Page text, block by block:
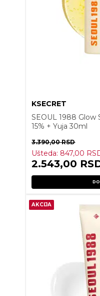
KSECRET
SEOUL 1988 Glow
15% + Yuja 30ml
3.390,00RSD
Ušteda: 847,00
2.543,00
AKCIJA